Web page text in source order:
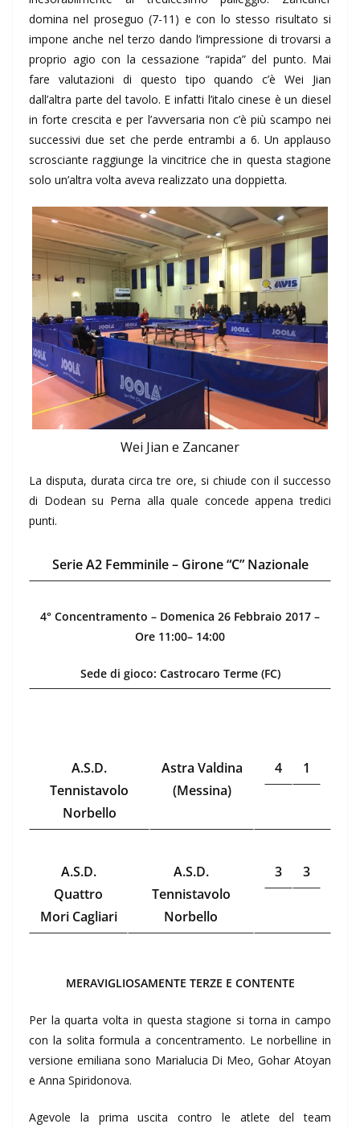
domina nel proseguo (7-11) e con lo stesso risultato si
impone anche nel terzo dando l’impressione di trovarsi a
proprio agio con la cessazione “rapida” del punto. Mai
fare valutazioni di questo tipo quando c’è Wei Jian
dall’altra parte del tavolo. E infatti l’italo cinese è un diesel
in forte crescita e per l’avversaria non c’è più scampo nei
successivi due set che perde entrambi a 6. Un applauso
scrosciante raggiunge la vincitrice che in questa stagione
solo un’altra volta aveva realizzato una doppietta.
Wei Jian e Zancaner
La disputa, durata circa tre ore, si chiude con il successo
di Dodean su Perna alla quale concede appena tredici
punti.
Serie A2 Femminile – Girone “C” Nazionale
4° Concentramento – Domenica 26 Febbraio 2017 –
Ore 11:00– 14:00
Sede di gioco: Castrocaro Terme (FC)
A.S.D.
Tennistavolo
Norbello
Astra Valdina
(Messina)
4 1
A.S.D.
Quattro
Mori Cagliari
A.S.D.
Tennistavolo
Norbello
3 3
MERAVIGLIOSAMENTE TERZE E CONTENTE
Per la quarta volta in questa stagione si torna in campo
con la solita formula a concentramento. Le norbelline in
versione emiliana sono Marialucia Di Meo, Gohar Atoyan
e Anna Spiridonova.
Agevole la prima uscita contro le atlete del team